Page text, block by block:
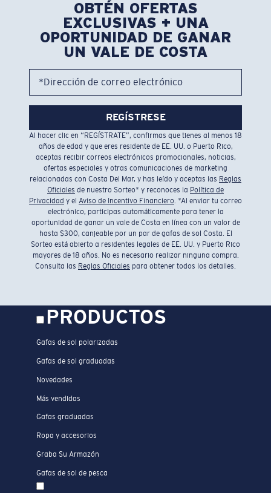
OBTÉN OFERTAS
EXCLUSIVAS + UNA
OPORTUNIDAD DE GANAR
UN VALE DE COSTA
*Dirección de correo electrónico
REGÍSTRESE
Al hacer clic en “REGÍSTRATE”, confirmas que tienes al menos 18
años de edad y que eres residente de EE. UU. o Puerto Rico,
aceptas recibir correos electrónicos promocionales, noticias,
ofertas especiales y otras comunicaciones de marketing
relacionadas con Costa Del Mar, y has leído y aceptas las Reglas
Oficiales de nuestro Sorteo* y reconoces la Política de
Privacidad y el Aviso de Incentivo Financiero. *Al enviar tu correo
electrónico, participas automáticamente para tener la
oportunidad de ganar un vale de Costa en línea con un valor de
hasta $300, canjeable por un par de gafas de sol Costa. El
Sorteo está abierto a residentes legales de EE. UU. y Puerto Rico
mayores de 18 años. No es necesario realizar ninguna compra.
Consulta las Reglas Oficiales para obtener todos los detalles.
PRODUCTOS
Gafas de sol polarizadas
Gafas de sol graduadas
Novedades
Más vendidas
Gafas graduadas
Ropa y accesorios
Graba Su Armazón
Gafas de sol de pesca